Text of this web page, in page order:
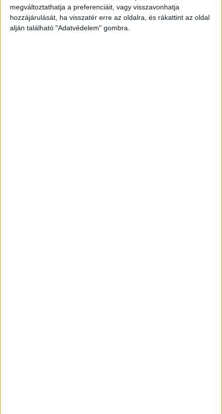
megváltoztathatja a preferenciáit, vagy visszavonhatja
hozzájárulását, ha visszatér erre az oldalra, és rákattint az oldal
alján található "Adatvédelem" gombra.
érzik, szükségük van rá" – mondta Szilágyi Gábor.